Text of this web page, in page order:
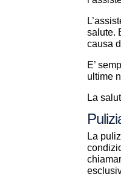
salute.
causa
E’
ultime
La
La